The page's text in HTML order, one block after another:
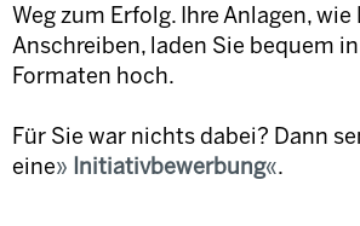
Weg zum Erfolg. Ihre Anlagen,
Anschreiben, laden Sie bequem
Formaten hoch.
Für Sie war nichts dabei? Dann
eine
Initiativbewerbung .